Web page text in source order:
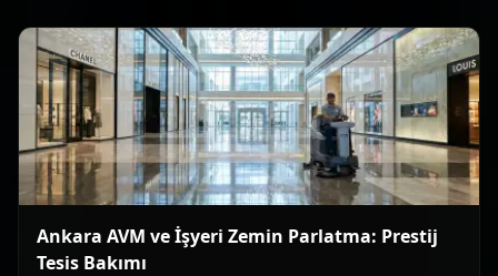
Ankara AVM ve İşyeri Zemin Parlatma: Prestij
Tesis Bakımı